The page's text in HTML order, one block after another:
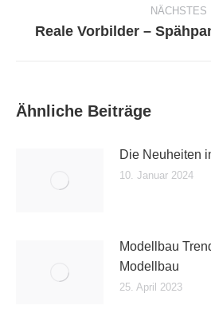
NÄCHSTES
Reale Vorbilder –
Ähnliche Beiträge
Die Neuheiten
10. Januar 2024
Modellbau
Modellbau
25. April 2023